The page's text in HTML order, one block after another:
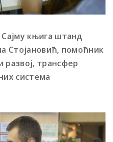
књига штанд
Стојановић, помоћник
трансфер
система